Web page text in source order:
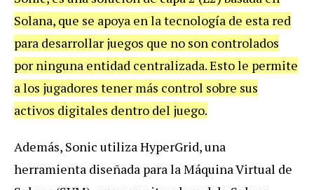
Solana, que se apoya en la tecnología de esta red
para desarrollar juegos que no son controlados
por ninguna entidad centralizada. Esto le permite
a los jugadores tener más control sobre sus
activos digitales dentro del juego.
Además, Sonic utiliza HyperGrid, una
herramienta diseñada para la Máquina Virtual de